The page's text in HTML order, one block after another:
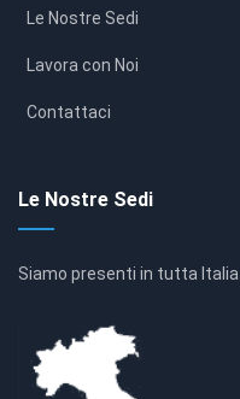
Le Nostre Sedi
Lavora con Noi
Contattaci
Le Nostre Sedi
Siamo presenti in tutta Italia